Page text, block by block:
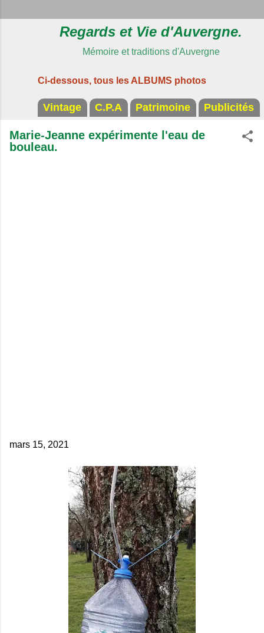
Regards et Vie d'Auvergne.
Mémoire et traditions d'Auvergne
Ci-dessous, tous les ALBUMS photos
Vintage C.P.A Patrimoine Publicités
Marie-Jeanne expérimente l'eau de
bouleau.
mars 15, 2021